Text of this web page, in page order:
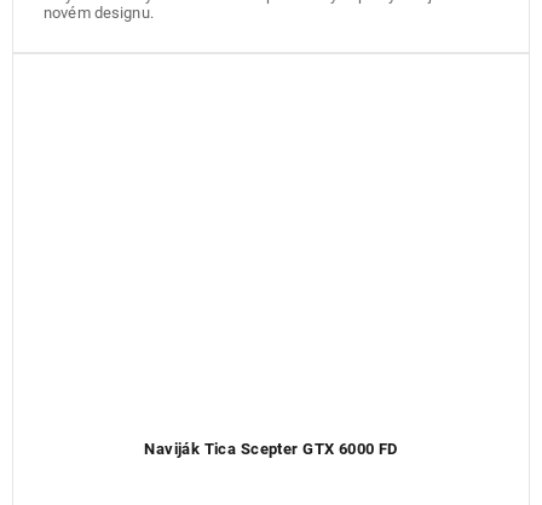
novém designu.
Naviják Tica Scepter GTX 6000 FD